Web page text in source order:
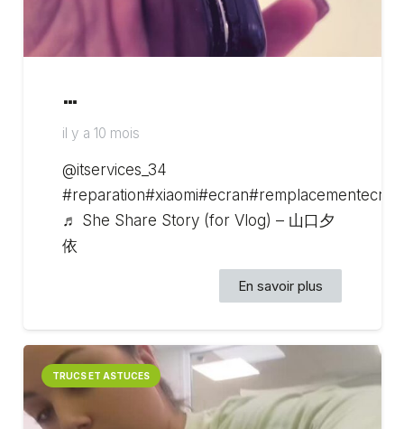
…
il y a 10 mois
@itservices_34
♬ She Share Story (for Vlog) – 山口夕
依
En savoir plus
TRUCS ET ASTUCES